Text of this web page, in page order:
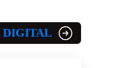
DIGITAL